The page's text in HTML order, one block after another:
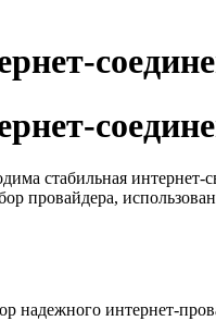
стабильная
провайдера,
надежного интернет-